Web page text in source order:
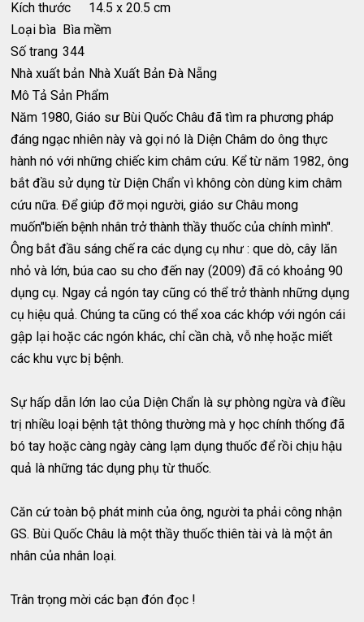
Kích thước
14.5 x 20.5 cm
Loại bìa Bìa mềm
Số trang 344
Nhà xuất bản Nhà Xuất Bản Đà Nẵng
Mô Tả Sản Phẩm
Năm 1980, Giáo sư Bùi Quốc Châu đã tìm ra phương pháp
đáng ngạc nhiên này và gọi nó là Diện Châm do ông thực
hành nó với những chiếc kim châm cứu. Kể từ năm 1982, ông
bắt đầu sử dụng từ Diện Chẩn vì không còn dùng kim châm
cứu nữa. Để giúp đỡ mọi người, giáo sư Châu mong
muốn"biến bệnh nhân trở thành thầy thuốc của chính mình".
Ông bắt đầu sáng chế ra các dụng cụ như : que dò, cây lăn
nhỏ và lớn, búa cao su cho đến nay (2009) đã có khoảng 90
dụng cụ. Ngay cả ngón tay cũng có thể trở thành những dụng
cụ hiệu quả. Chúng ta cũng có thể xoa các khớp với ngón cái
gập lại hoặc các ngón khác, chỉ cần chà, vỗ nhẹ hoặc miết
các khu vực bị bệnh.
Sự hấp dẫn lớn lao của Diện Chẩn là sự phòng ngừa và điều
trị nhiều loại bệnh tật thông thường mà y học chính thống đã
bó tay hoặc càng ngày càng lạm dụng thuốc để rồi chịu hậu
quả là những tác dụng phụ từ thuốc.
Căn cứ toàn bộ phát minh của ông, người ta phải công nhận
GS. Bùi Quốc Châu là một thầy thuốc thiên tài và là một ân
nhân của nhân loại.
Trân trọng mời các bạn đón đọc !